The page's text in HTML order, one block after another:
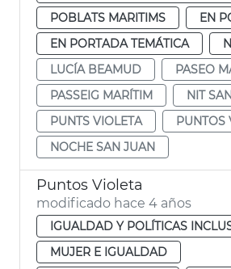
POBLATS MARITIMS
EN
EN PORTADA TEMÁTICA
LUCÍA BEAMUD
PASEO
PASSEIG MARÍTIM
NIT
PUNTS VIOLETA
PUNTOS
NOCHE SAN JUAN
Puntos Violeta
modificado hace 4 años
IGUALDAD Y POLÍTICAS
MUJER E IGUALDAD